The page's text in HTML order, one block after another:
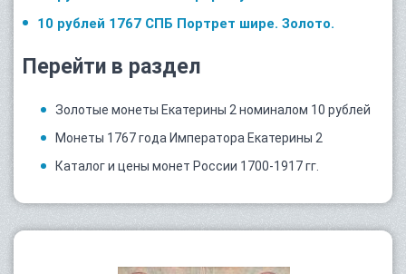
10 рублей 1767 СПБ Портрет шире. Золото.
Перейти в раздел
Золотые монеты Екатерины 2 номиналом 10 рублей
Монеты 1767 года Императора Екатерины 2
Каталог и цены монет России 1700-1917 гг.